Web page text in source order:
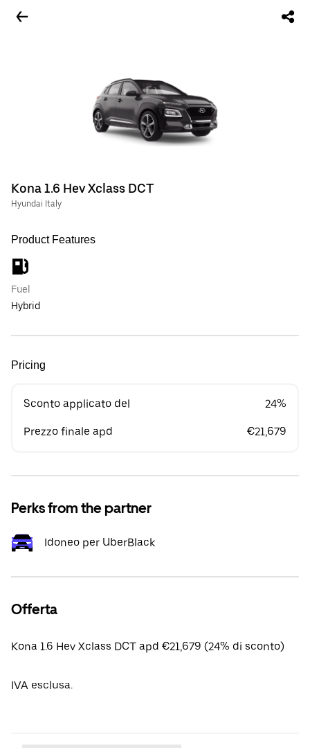
Kona 1.6 Hev Xclass DCT
Hyundai Italy
Product Features
Fuel
Hybrid
Pricing
Sconto applicato del 24%
Prezzo finale apd €21,679
Perks from the partner
Idoneo per UberBlack
Offerta
Kona 1.6 Hev Xclass DCT apd €21,679 (24% di sconto)
IVA esclusa.